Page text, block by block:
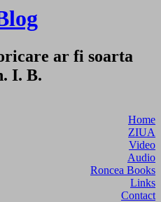
ar fi soarta
I. B.
Home
ZIUA
Video
Audio
Roncea Books
Links
Contact